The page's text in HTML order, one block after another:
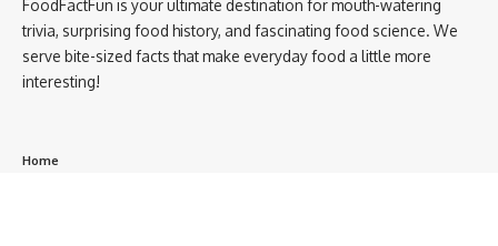
FoodFactFun is your ultimate destination for mouth-watering
trivia, surprising food history, and fascinating food science. We
serve bite-sized facts that make everyday food a little more
interesting!
Home